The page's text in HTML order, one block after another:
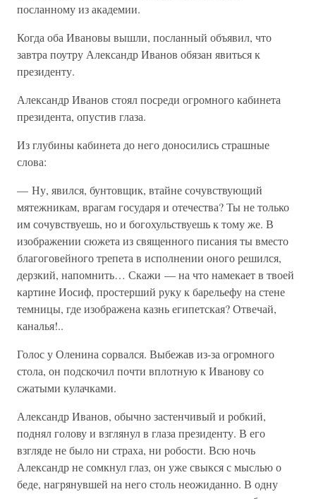
посланному из академии.
Когда оба Ивановы вышли, посланный объявил, что
завтра поутру Александр Иванов обязан явиться к
президенту.
Александр Иванов стоял посреди огромного кабинета
президента, опустив глаза.
Из глубины кабинета до него доносились страшные
слова:
— Ну, явился, бунтовщик, втайне сочувствующий
мятежникам, врагам государя и отечества? Ты не только
им сочувствуешь, но и богохульствуешь к тому же. В
изображении сюжета из священного писания ты вместо
благоговейного трепета в исполнении оного решился,
дерзкий, напомнить… Скажи — на что намекает в твоей
картине Иосиф, простерший руку к барельефу на стене
темницы, где изображена казнь египетская? Отвечай,
каналья!..
Голос у Оленина сорвался. Выбежав из-за огромного
стола, он подскочил почти вплотную к Иванову со
сжатыми кулачками.
Александр Иванов, обычно застенчивый и робкий,
поднял голову и взглянул в глаза президенту. В его
взгляде не было ни страха, ни робости. Всю ночь
Александр не сомкнул глаз, он уже свыкся с мыслью о
беде, нагрянувшей на него столь неожиданно. В одну